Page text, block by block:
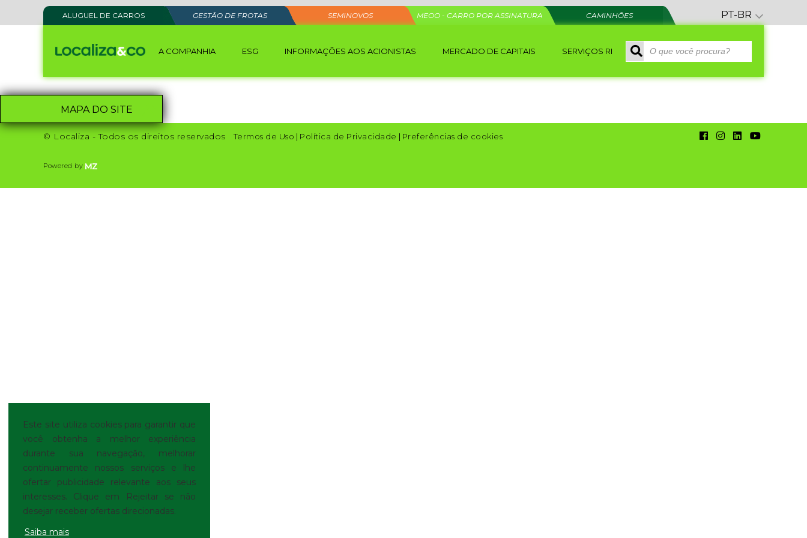
Este site utiliza cookies para garantir que
você obtenha a melhor experiência
durante sua navegação, melhorar
continuamente nossos serviços e lhe
ofertar publicidade relevante aos seus
interesses. Clique em Rejeitar se não
desejar receber ofertas direcionadas.
Saiba mais
ALUGUEL DE CARROS GESTÃO DE FROTAS SEMINOVOS MEOO - CARRO POR ASSINATURA CAMINHÕES PT-BR
A COMPANHIA ESG INFORMAÇÕES AOS ACIONISTAS MERCADO DE CAPITAIS SERVIÇOS RI
MAPA DO SITE
© Localiza - Todos os direitos reservados Termos de Uso | Política de Privacidade | Preferências de cookies
Powered by